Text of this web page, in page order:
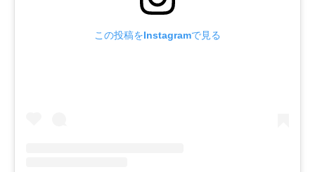
この投稿をInstagramで見る